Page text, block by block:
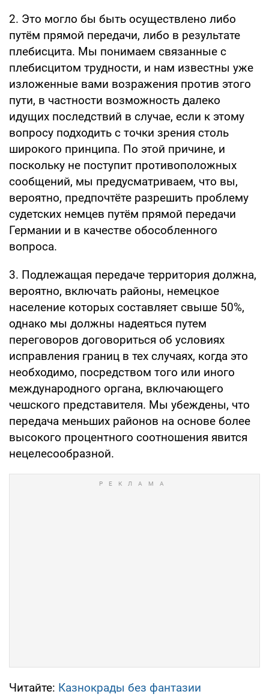
2. Это могло бы быть осуществлено либо
путём прямой передачи, либо в результате
плебисцита. Мы понимаем связанные с
плебисцитом трудности, и нам известны уже
изложенные вами возражения против этого
пути, в частности возможность далеко
идущих последствий в случае, если к этому
вопросу подходить с точки зрения столь
широкого принципа. По этой причине, и
поскольку не поступит противоположных
сообщений, мы предусматриваем, что вы,
вероятно, предпочтёте разрешить проблему
судетских немцев путём прямой передачи
Германии и в качестве обособленного
вопроса.
3. Подлежащая передаче территория должна,
вероятно, включать районы, немецкое
население которых составляет свыше 50%,
однако мы должны надеяться путем
переговоров договориться об условиях
исправления границ в тех случаях, когда это
необходимо, посредством того или иного
международного органа, включающего
чешского представителя. Мы убеждены, что
передача меньших районов на основе более
высокого процентного соотношения явится
нецелесообразной.
Читайте: Казнокрады без фантазии